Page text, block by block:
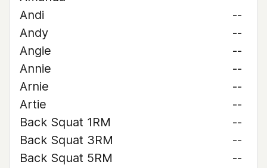
Andi
--
Andy
--
Angie
--
Annie
--
Arnie
--
Artie
--
Back Squat 1RM
--
Back Squat 3RM
--
Back Squat 5RM
--